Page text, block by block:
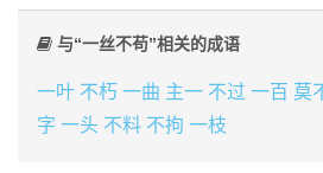
与“一丝不苟”相关的成语
一叶 不朽 一曲 主一 不过 一百 莫
字 一头 不料 不拘 一枝